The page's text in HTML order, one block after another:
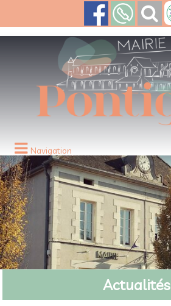
Navigation
Actualités